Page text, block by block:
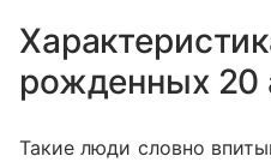
рожденных 20
Такие люди словно